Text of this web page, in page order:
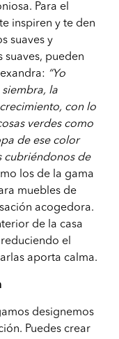
Para el
inspiren y te den
suaves y
suaves, pueden
“Yo
la
con lo
verdes como
de ese color
cubriéndonos de
los de la gama
muebles de
acogedora.
de la casa
el
aporta calma.
designemos
Puedes crear